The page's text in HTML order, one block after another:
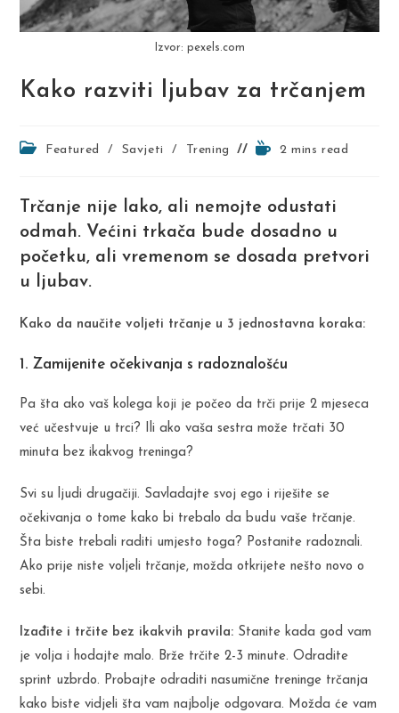
Izvor: pexels.com
Kako razviti ljubav za trčanjem
PostFeatured / Savjeti / Trening
Reading2 mins read
Trčanje nije lako, ali nemojte odustati
odmah. Većini trkača bude dosadno u
početku, ali vremenom se dosada pretvori
u ljubav.
Kako da naučite voljeti trčanje u 3 jednostavna koraka:
1. Zamijenite očekivanja s radoznalošću
Pa šta ako vaš kolega koji je počeo da trči prije 2 mjeseca
već učestvuje u trci? Ili ako vaša sestra može trčati 30
minuta bez ikakvog treninga?
Svi su ljudi drugačiji. Savladajte svoj ego i riješite se
očekivanja o tome kako bi trebalo da budu vaše trčanje.
Šta biste trebali raditi umjesto toga? Postanite radoznali.
Ako prije niste voljeli trčanje, možda otkrijete nešto novo o
sebi.
Izađite i trčite bez ikakvih pravila: Stanite kada god vam
je volja i hodajte malo. Brže trčite 2-3 minute. Odradite
sprint uzbrdo. Probajte odraditi nasumične treninge trčanja
kako biste vidjeli šta vam najbolje odgovara. Možda će vam